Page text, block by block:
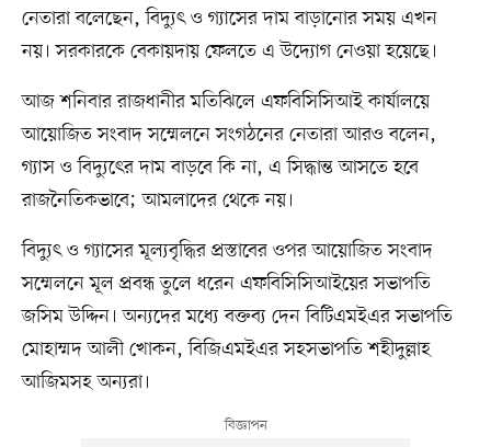
নেতারা বলেছেন, বিদ্যুৎ ও গ্যাসের দাম বাড়ানোর সময় এখন
নয়। সরকারকে বেকায়দায় ফেলতে এ উদ্যোগ নেওয়া হয়েছে।
আজ শনিবার রাজধানীর মতিঝিলে এফবিসিসিআই কার্যালয়ে
আয়োজিত সংবাদ সম্মেলনে সংগঠনের নেতারা আরও বলেন,
গ্যাস ও বিদ্যুৎের দাম বাড়বে কি না, এ সিদ্ধান্ত আসতে হবে
রাজনৈতিকভাবে; আমলাদের থেকে নয়।
বিদ্যুৎ ও গ্যাসের মূল্যবৃদ্ধির প্রস্তাবের ওপর আয়োজিত সংবাদ
সম্মেলনে মূল প্রবন্ধ তুলে ধরেন এফবিসিসিআইয়ের সভাপতি
জসিম উদ্দিন। অন্যদের মধ্যে বক্তব্য দেন বিটিএমইএর সভাপতি
মোহাম্মদ আলী খোকন, বিজিএমইএর সহসভাপতি শহীদুল্লাহ
আজিমসহ অন্যরা।